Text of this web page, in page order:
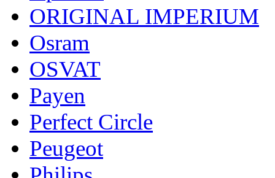
ORIGINAL IMPERIUM
Osram
OSVAT
Payen
Perfect Circle
Peugeot